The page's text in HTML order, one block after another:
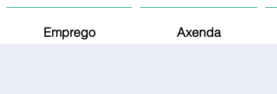
Emprego Axenda